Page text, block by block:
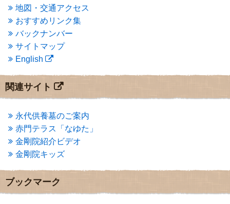
2014年5月(1)
2014年4月 (4)
2014年1月 (1)
2013年11月(4)
2013年10月 (2)
2013年9月(4)
2013年7月
(7)
2013年6月 (6)
2013年5月(13)
2013年4月(1)
2013年3月
(4)
2013年2月(6)
2013年1月(6)
2012年12月(7)
2012年10月(5)
2012年9月
(8)
地図・交通アクセス
おすすめリンク集
バックナンバー
サイトマップ
English
関連サイト
永代供養墓のご案内
赤門テラス「なゆた」
金剛院紹介ビデオ
金剛院キッズ
ブックマーク